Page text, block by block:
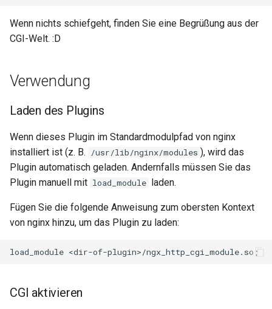
rsa
session
shell
signal
smtp
sniproxy
socket
stats
Wenn nichts schiefgeht, finden Sie eine Begrüßung aus der
CGI-Welt. :D
Verwendung
Laden des Plugins
Wenn dieses Plugin im Standardmodulpfad von nginx
installiert ist (z. B.
/usr/lib/nginx/modules ), wird das
Plugin automatisch geladen. Andernfalls müssen Sie das
Plugin manuell mit load_module laden.
Fügen Sie die folgende Anweisung zum obersten Kontext
von nginx hinzu, um das Plugin zu laden:
CGI aktivieren